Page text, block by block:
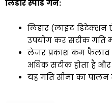
लिडार स्पीड गन:
लिडार (लाइट
उपयोग कर सटीक गति
लेजर प्रकाश कम फैलाव
अधिक सटीक होता है और
यह गति सीमा का पालन